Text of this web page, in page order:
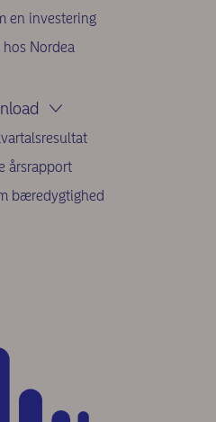
en investering
hos Nordea
årsrapport
bæredygtighed